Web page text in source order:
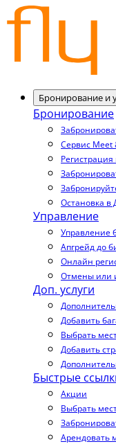
Бронирование и
Бронирование
Сервис Meet
Остановка в
Управление
Управление
Апгрейд до
Онлайн
Отмены или
Доп. услуги
Добавить
Выбрать
Добавить
Быстрые
Акции
Выбрать
Арендовать